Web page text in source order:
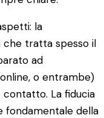
la
che tratta spesso il
ad
o entrambe)
La fiducia
fondamentale della